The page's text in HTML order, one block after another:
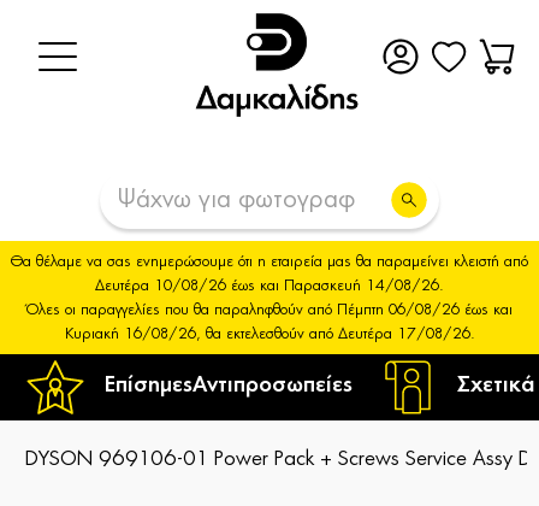
ΕπίσημεςΑντιπροσωπείες
Θα θέλαμε να σας ενημερώσουμε ότι η εταιρεία μας θα παραμείνει κλειστή από
Δευτέρα 10/08/26 έως και Παρασκευή 14/08/26.
Όλες οι παραγγελίες που θα παραληφθούν από Πέμπτη 06/08/26 έως και
Κυριακή 16/08/26, θα εκτελεσθούν από Δευτέρα 17/08/26.
DYSON 969106-01 Power Pack + Screws Service Assy D